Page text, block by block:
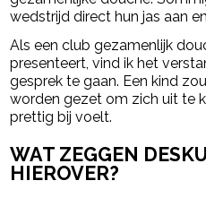
wedstrijd direct hun jas aan
Als een club gezamenlijk
presenteert, vind ik het
gesprek te gaan. Een kind
worden gezet om zich uit te
prettig bij voelt.
WAT ZEGGEN
HIEROVER?